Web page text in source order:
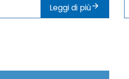
Leggi di più